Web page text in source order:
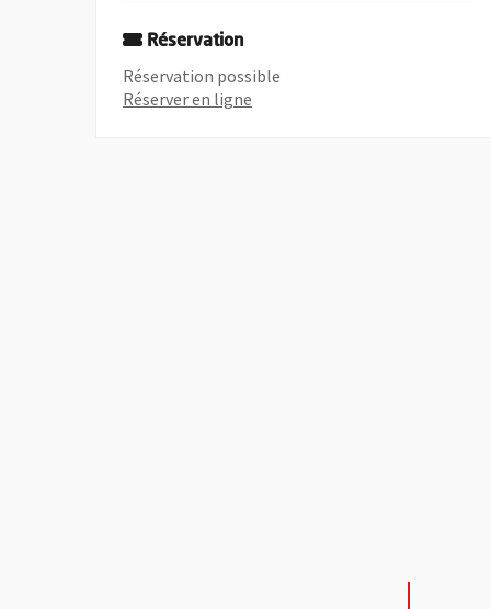
Réservation
Réservation possible
Réserver en ligne